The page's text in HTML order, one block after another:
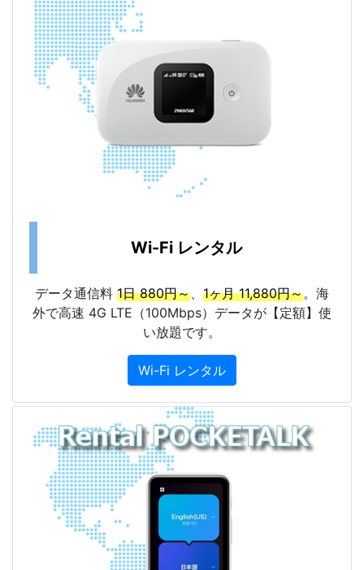
Wi-Fi レンタル
データ通信料 1日 880円～、 1ヶ月 11,880円～。海
外で高速 4G LTE（100Mbps）データが【定額】使
い放題です。
Wi-Fi レンタル